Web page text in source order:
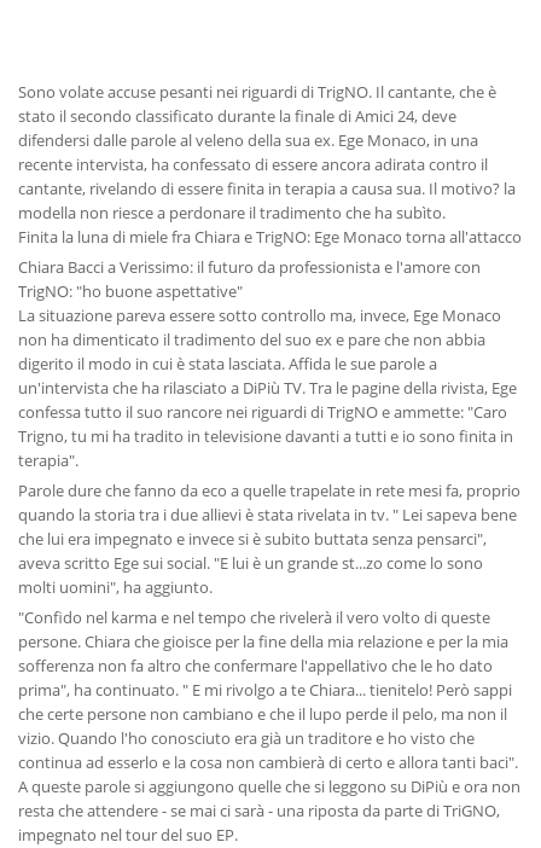
Sono volate accuse pesanti nei riguardi di TrigNO. Il cantante, che è
stato il secondo classificato durante la finale di Amici 24, deve
difendersi dalle parole al veleno della sua ex. Ege Monaco, in una
recente intervista, ha confessato di essere ancora adirata contro il
cantante, rivelando di essere finita in terapia a causa sua. Il motivo? la
modella non riesce a perdonare il tradimento che ha subìto.
Finita la luna di miele fra Chiara e TrigNO: Ege Monaco torna all'attacco
Chiara Bacci a Verissimo: il futuro da professionista e l'amore con
TrigNO: "ho buone aspettative"
La situazione pareva essere sotto controllo ma, invece, Ege Monaco
non ha dimenticato il tradimento del suo ex e pare che non abbia
digerito il modo in cui è stata lasciata. Affida le sue parole a
un'intervista che ha rilasciato a DiPiù TV. Tra le pagine della rivista, Ege
confessa tutto il suo rancore nei riguardi di TrigNO e ammette: "Caro
Trigno, tu mi ha tradito in televisione davanti a tutti e io sono finita in
terapia".
Parole dure che fanno da eco a quelle trapelate in rete mesi fa, proprio
quando la storia tra i due allievi è stata rivelata in tv. " Lei sapeva bene
che lui era impegnato e invece si è subito buttata senza pensarci",
aveva scritto Ege sui social. "E lui è un grande st...zo come lo sono
molti uomini", ha aggiunto.
"Confido nel karma e nel tempo che rivelerà il vero volto di queste
persone. Chiara che gioisce per la fine della mia relazione e per la mia
sofferenza non fa altro che confermare l'appellativo che le ho dato
prima", ha continuato. " E mi rivolgo a te Chiara... tienitelo! Però sappi
che certe persone non cambiano e che il lupo perde il pelo, ma non il
vizio. Quando l'ho conosciuto era già un traditore e ho visto che
continua ad esserlo e la cosa non cambierà di certo e allora tanti baci".
A queste parole si aggiungono quelle che si leggono su DiPiù e ora non
resta che attendere - se mai ci sarà - una riposta da parte di TriGNO,
impegnato nel tour del suo EP.